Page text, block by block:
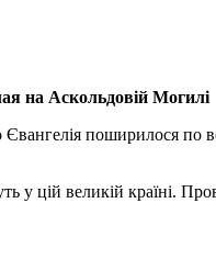
на Аскольдовій Могилі
Євангелія поширилося
цій великій країні.